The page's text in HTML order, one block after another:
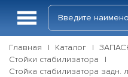
Главная Каталог
Стойки стабилизатора
Стойка стабилизатора задн.